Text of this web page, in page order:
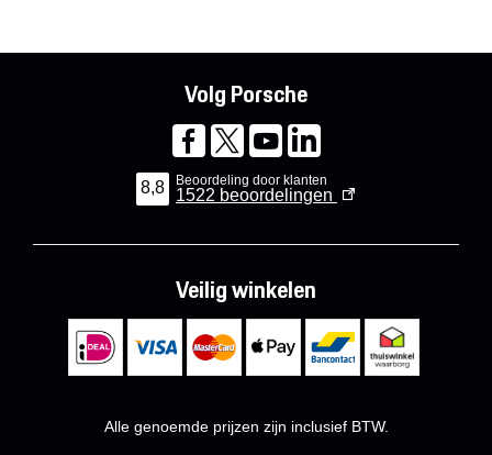
Volg Porsche
8,8 Beoordeling door klanten
1522 beoordelingen
Veilig winkelen
Alle genoemde prijzen zijn inclusief BTW.